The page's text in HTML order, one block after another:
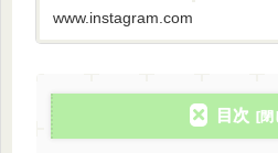
www.instagram.com
目次